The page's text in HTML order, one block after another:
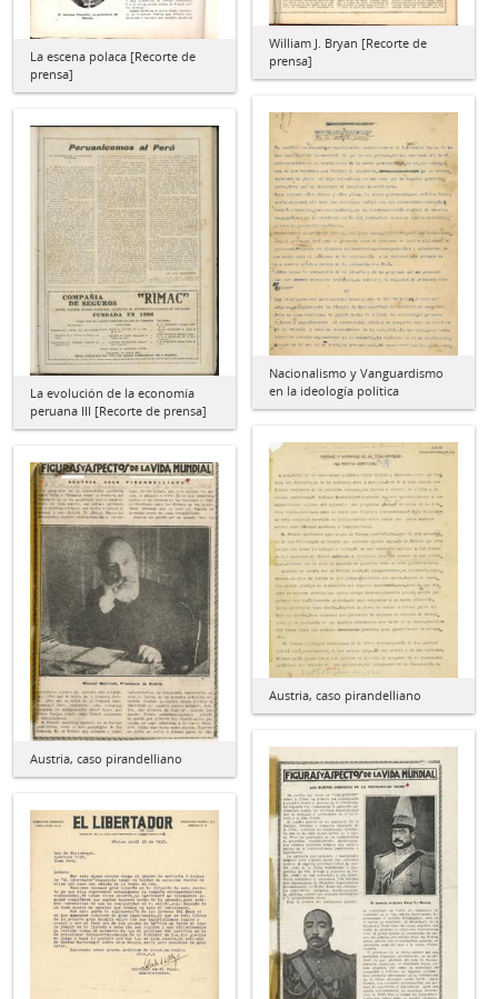
William J. Bryan [Recorte de
prensa]
La escena polaca [Recorte de
prensa]
Nacionalismo y Vanguardismo
en la ideología política
La evolución de la economía
peruana III [Recorte de prensa]
Austria, caso pirandelliano
Austria, caso pirandelliano